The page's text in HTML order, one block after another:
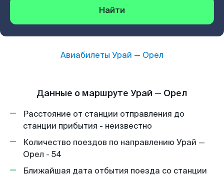
Найти
Авиабилеты Урай — Орел
Данные о маршруте Урай — Орел
Расстояние от станции отправления до
станции прибытия - неизвестно
Количество поездов по направлению Урай —
Орел - 54
Ближайшая дата отбытия поезда со станции